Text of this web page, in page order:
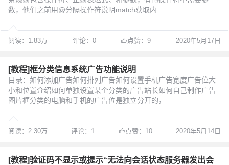
数，他们之前用@分隔操作符说明match获取内
阅读：1.83万 评论：0 点赞：9 2020年5月17日
[教程]框分类信息系统广告功能说明
目录：如何添加广告如何排列广告如何设置手机广告宽度广告位大
小和位置介绍如何单独设置某个分类的广告站长如何自己制作广告
图片框分类的电脑和手机的广告位是独立分开的，
阅读：2.30万 评论：1 点赞：10 2020年5月14日
[教程]验证码不显示或提示“无法向会话状态服务器发出会